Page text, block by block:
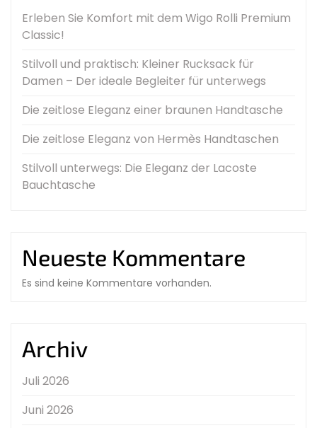
Erleben Sie Komfort mit dem Wigo Rolli Premium
Classic!
Stilvoll und praktisch: Kleiner Rucksack für
Damen – Der ideale Begleiter für unterwegs
Die zeitlose Eleganz einer braunen Handtasche
Die zeitlose Eleganz von Hermès Handtaschen
Stilvoll unterwegs: Die Eleganz der Lacoste
Bauchtasche
Neueste Kommentare
Es sind keine Kommentare vorhanden.
Archiv
Juli 2026
Juni 2026